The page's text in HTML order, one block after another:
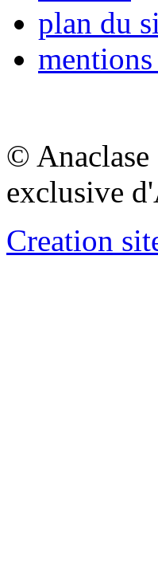
plan du
© Anaclase
exclusive
Creation